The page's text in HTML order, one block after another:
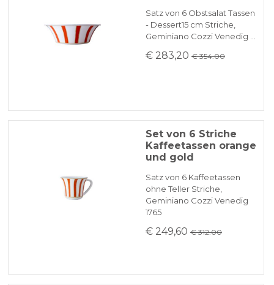
Satz von 6 Obstsalat Tassen
- Dessert15 cm Striche,
Geminiano Cozzi Venedig …
€ 283,20 € 354.00
Set von 6 Striche
Kaffeetassen orange
und gold
Satz von 6 Kaffeetassen
ohne Teller Striche,
Geminiano Cozzi Venedig
1765
€ 249,60 € 312.00